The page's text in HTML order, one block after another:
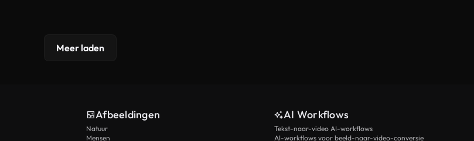
Meer laden
Afbeeldingen
Natuur
Mensen
AI Workflows
Tekst-naar-video AI-workflows
AI-workflows voor beeld-naar-video-conversie